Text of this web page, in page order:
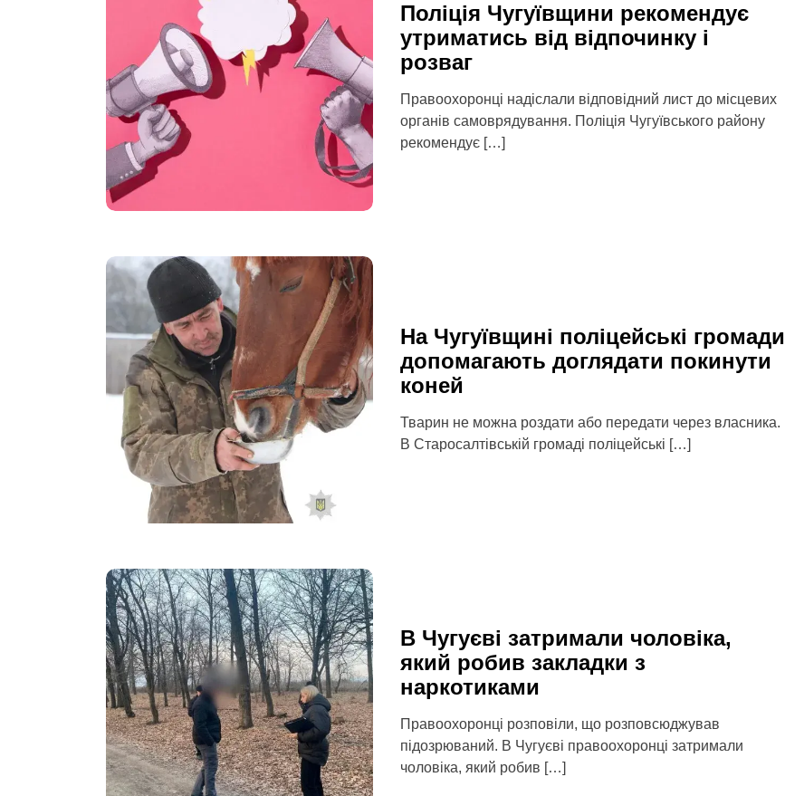
Поліція Чугуївщини рекомендує
утриматись від відпочинку і
розваг
Правоохоронці надіслали відповідний лист до місцевих
органів самоврядування. Поліція Чугуївського району
рекомендує […]
На Чугуївщині поліцейські громади
допомагають доглядати покинути
коней
Тварин не можна роздати або передати через власника.
В Старосалтівській громаді поліцейські […]
В Чугуєві затримали чоловіка,
який робив закладки з
наркотиками
Правоохоронці розповіли, що розповсюджував
підозрюваний. В Чугуєві правоохоронці затримали
чоловіка, який робив […]